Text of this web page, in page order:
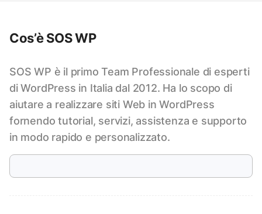
Cos’è SOS WP
SOS WP è il primo Team Professionale di esperti
di WordPress in Italia dal 2012. Ha lo scopo di
aiutare a realizzare siti Web in WordPress
fornendo tutorial, servizi, assistenza e supporto
in modo rapido e personalizzato.